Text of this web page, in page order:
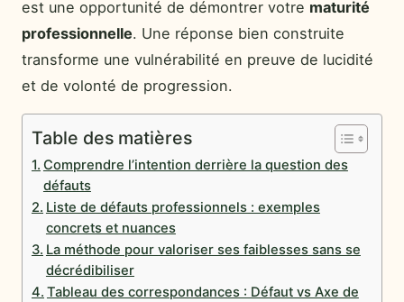
est une opportunité de démontrer votre maturité
professionnelle. Une réponse bien construite
transforme une vulnérabilité en preuve de lucidité
et de volonté de progression.
Table des matières
Comprendre l’intention derrière la question des
défauts
Liste de défauts professionnels : exemples
concrets et nuances
La méthode pour valoriser ses faiblesses sans se
décrédibiliser
Tableau des correspondances : Défaut vs Axe de